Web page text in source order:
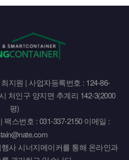
지원 | 사업자등록번호 : 124-86-
처인구 양지면 추계리 142-3(2000
평)
| 팩스번호 : 031-337-2150 이메일 :
사 시너지메이커를 통해 온라인과